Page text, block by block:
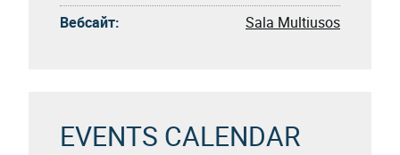
Вебсайт:
Sala Multiusos
EVENTS CALENDAR